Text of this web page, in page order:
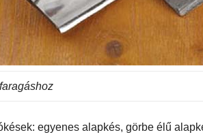
egyenes alapkés, görbe élű